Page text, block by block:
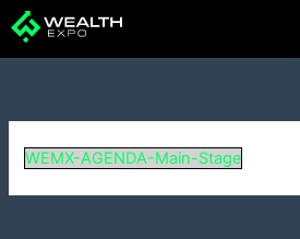
Skip
content
WEMX-AGENDA-Main-Stage